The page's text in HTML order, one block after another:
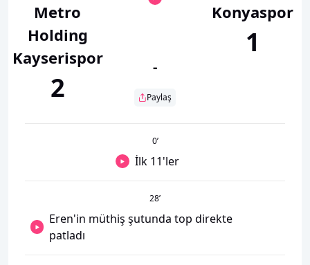
Metro
Holding
Kayserispor
2
-
Paylaş
Konyaspor
1
0’
İlk 11'ler
28’
Eren'in müthiş şutunda top direkte
patladı